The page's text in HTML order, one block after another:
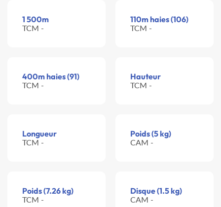
1 500m
TCM -
110m haies (106)
TCM -
400m haies (91)
TCM -
Hauteur
TCM -
Longueur
TCM -
Poids (5 kg)
CAM -
Poids (7.26 kg)
TCM -
Disque (1.5 kg)
CAM -